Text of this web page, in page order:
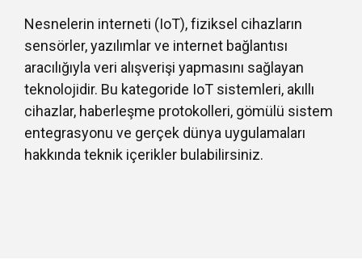
Nesnelerin interneti (IoT), fiziksel cihazların
sensörler, yazılımlar ve internet bağlantısı
aracılığıyla veri alışverişi yapmasını sağlayan
teknolojidir. Bu kategoride IoT sistemleri, akıllı
cihazlar, haberleşme protokolleri, gömülü sistem
entegrasyonu ve gerçek dünya uygulamaları
hakkında teknik içerikler bulabilirsiniz.